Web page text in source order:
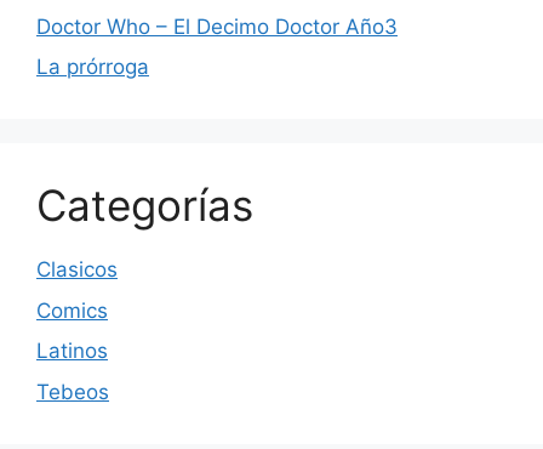
Doctor Who – El Decimo Doctor Año3
La prórroga
Categorías
Clasicos
Comics
Latinos
Tebeos